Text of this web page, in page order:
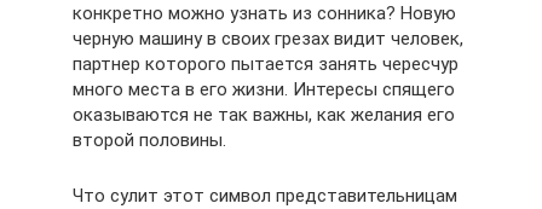
конкретно можно узнать из сонника? Новую
черную машину в своих грезах видит человек,
партнер которого пытается занять чересчур
много места в его жизни. Интересы спящего
оказываются не так важны, как желания его
второй половины.
Что сулит этот символ представительницам